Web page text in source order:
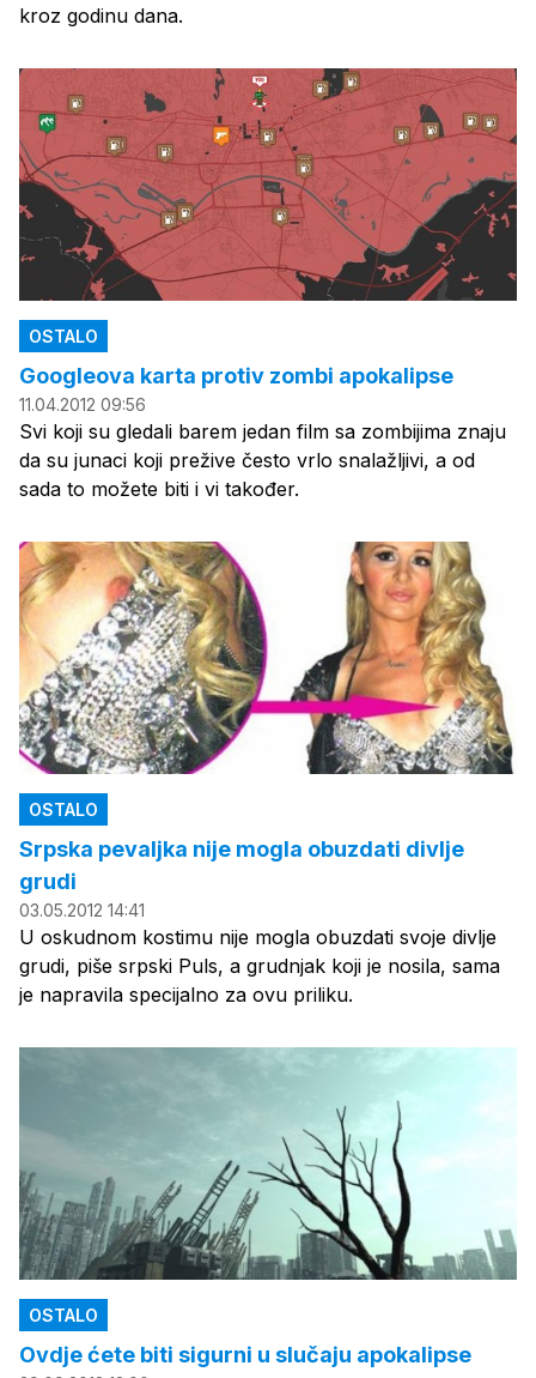
kroz godinu dana.
OSTALO
Googleova karta protiv zombi apokalipse
11.04.2012 09:56
Svi koji su gledali barem jedan film sa zombijima znaju
da su junaci koji prežive često vrlo snalažljivi, a od
sada to možete biti i vi također.
OSTALO
Srpska pevaljka nije mogla obuzdati divlje
grudi
03.05.2012 14:41
U oskudnom kostimu nije mogla obuzdati svoje divlje
grudi, piše srpski Puls, a grudnjak koji je nosila, sama
je napravila specijalno za ovu priliku.
OSTALO
Ovdje ćete biti sigurni u slučaju apokalipse